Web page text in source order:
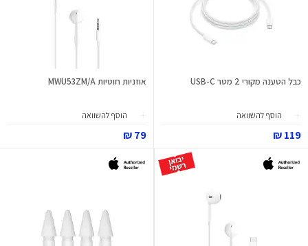
כבל הטענה מקורי 2 מטר USB-C
הוסף להשוואה
119 ₪
אוזניות חוטיות MWU53ZM/A
הוסף להשוואה
79 ₪